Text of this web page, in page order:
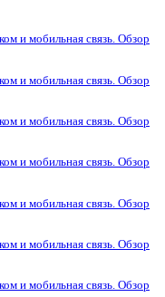
и мобильная связь. Обзор
и мобильная связь. Обзор
и мобильная связь. Обзор
и мобильная связь. Обзор
и мобильная связь. Обзор
и мобильная связь. Обзор
и мобильная связь. Обзор